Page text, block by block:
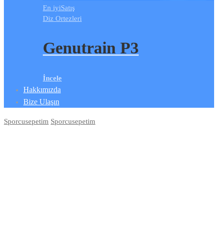
En iyiSatış
Diz Ortezleri
Genutrain P3
İncele
Hakkımızda
Bize Ulaşın
Sporcusepetim Sporcusepetim